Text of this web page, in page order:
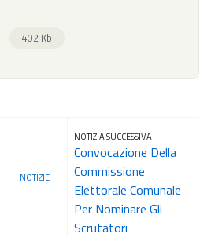
402 Kb
NOTIZIE
NOTIZIA SUCCESSIVA
Convocazione Della
Commissione
Elettorale Comunale
Per Nominare Gli
Scrutatori